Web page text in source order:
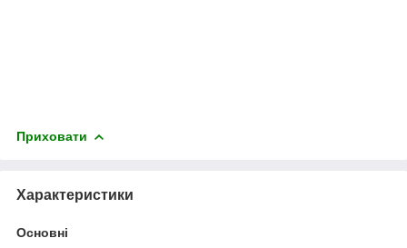
Приховати
Характеристики
Основні